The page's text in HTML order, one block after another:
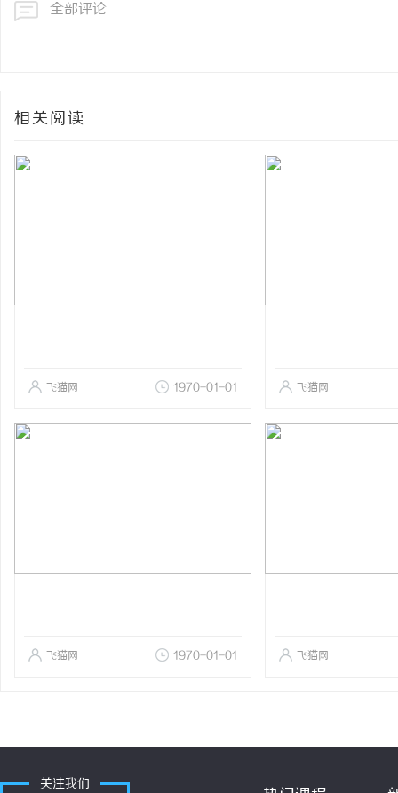
全部评论
相关阅读
飞猫网 1970-01-01 飞猫网
飞猫网 1970-01-01 飞猫网
关注我们